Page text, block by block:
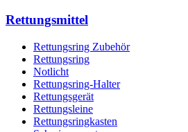
Rettungsmittel
Rettungsring Zubehör
Rettungsring
Notlicht
Rettungsring-Halter
Rettungsgerät
Rettungsleine
Rettungsringkasten